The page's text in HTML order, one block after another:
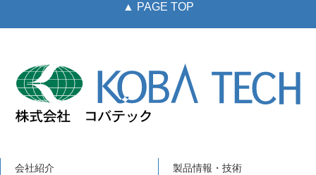
▲ PAGE TOP
会社紹介
製品情報・技術